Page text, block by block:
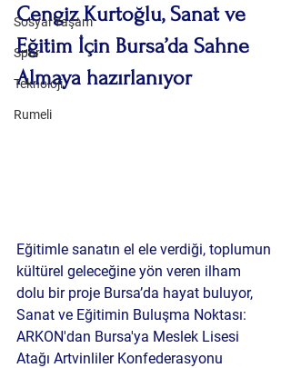
Sosyal Yaşam
Spor
Teknoloji
Rumeli
Cengiz Kurtoğlu, Sanat ve
Eğitim İçin Bursa’da Sahne
Almaya hazırlanıyor
Eğitimle sanatın el ele verdiği, toplumun
kültürel geleceğine yön veren ilham
dolu bir proje Bursa’da hayat buluyor,
Sanat ve Eğitimin Buluşma Noktası:
ARKON'dan Bursa'ya Meslek Lisesi
Atağı Artvinliler Konfederasyonu